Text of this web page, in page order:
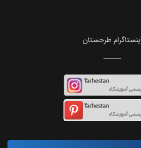
اینستاگرام طرحستان